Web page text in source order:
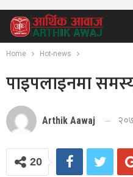
Home Hot-news
पाइपलाइनमा
Arthik Aawaj
20